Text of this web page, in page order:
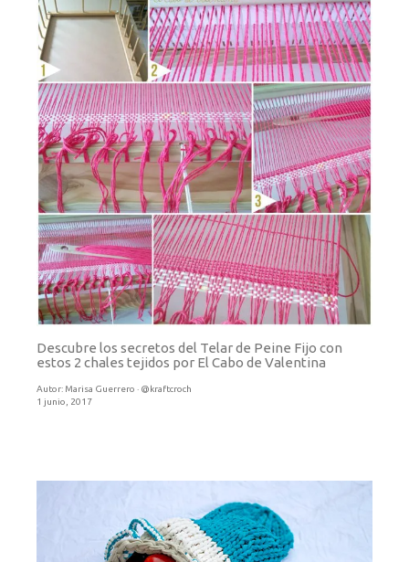
Descubre los secretos del Telar de Peine Fijo con
estos 2 chales tejidos por El Cabo de Valentina
Autor: Marisa Guerrero · @kraftcroch
1 junio, 2017